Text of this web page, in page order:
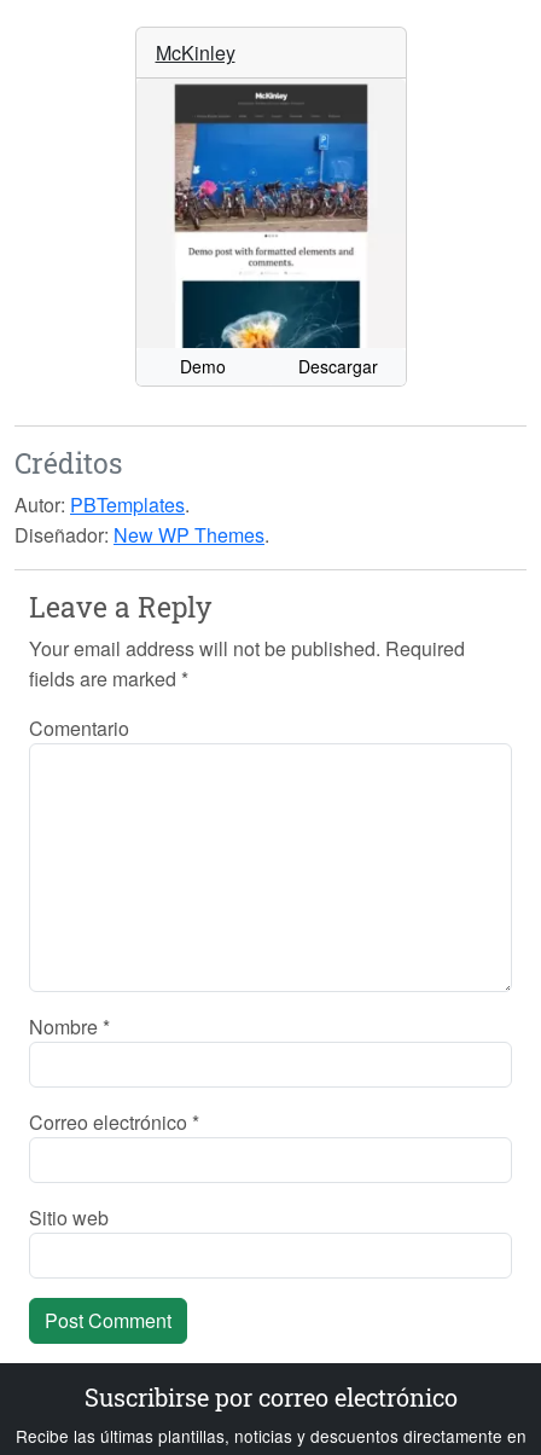
McKinley
Demo Descargar
Créditos
Autor: PBTemplates.
Diseñador: New WP Themes.
Leave a Reply
Your email address will not be published. Required
fields are marked *
Comentario
Nombre *
Correo electrónico *
Sitio web
Suscribirse por correo electrónico
Recibe las últimas plantillas, noticias y descuentos directamente en